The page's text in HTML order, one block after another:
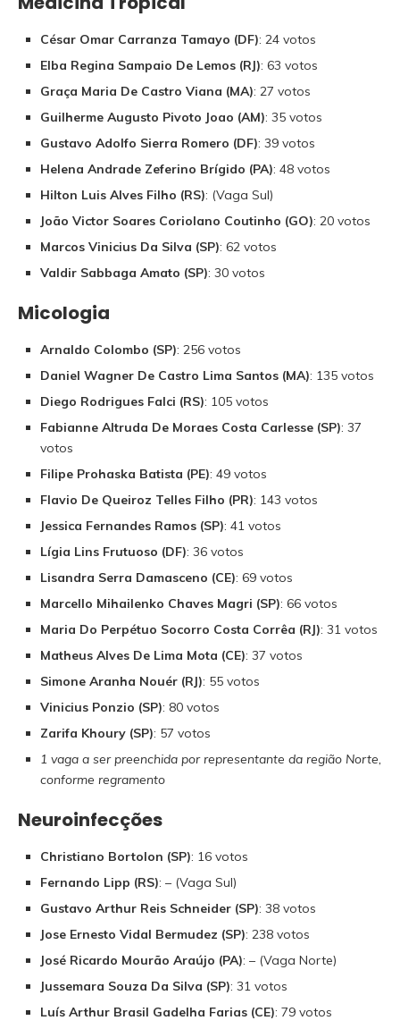
César Omar Carranza Tamayo (DF): 24 votos
Elba Regina Sampaio De Lemos (RJ): 63 votos
Graça Maria De Castro Viana (MA): 27 votos
Guilherme Augusto Pivoto Joao (AM): 35 votos
Gustavo Adolfo Sierra Romero (DF): 39 votos
Helena Andrade Zeferino Brígido (PA): 48 votos
Hilton Luis Alves Filho (RS): (Vaga Sul)
João Victor Soares Coriolano Coutinho (GO): 20 votos
Marcos Vinicius Da Silva (SP): 62 votos
Valdir Sabbaga Amato (SP): 30 votos
Micologia
Arnaldo Colombo (SP): 256 votos
Daniel Wagner De Castro Lima Santos (MA): 135 votos
Diego Rodrigues Falci (RS): 105 votos
Fabianne Altruda De Moraes Costa Carlesse (SP): 37
votos
Filipe Prohaska Batista (PE): 49 votos
Flavio De Queiroz Telles Filho (PR): 143 votos
Jessica Fernandes Ramos (SP): 41 votos
Lígia Lins Frutuoso (DF): 36 votos
Lisandra Serra Damasceno (CE): 69 votos
Marcello Mihailenko Chaves Magri (SP): 66 votos
Maria Do Perpétuo Socorro Costa Corrêa (RJ): 31 votos
Matheus Alves De Lima Mota (CE): 37 votos
Simone Aranha Nouér (RJ): 55 votos
Vinicius Ponzio (SP): 80 votos
Zarifa Khoury (SP): 57 votos
1 vaga a ser preenchida por representante da região Norte,
conforme regramento
Neuroinfecções
Christiano Bortolon (SP): 16 votos
Fernando Lipp (RS): – (Vaga Sul)
Gustavo Arthur Reis Schneider (SP): 38 votos
Jose Ernesto Vidal Bermudez (SP): 238 votos
José Ricardo Mourão Araújo (PA): – (Vaga Norte)
Jussemara Souza Da Silva (SP): 31 votos
Luís Arthur Brasil Gadelha Farias (CE): 79 votos